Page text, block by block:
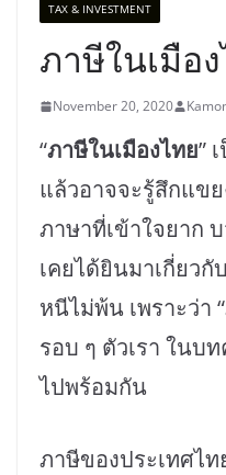
TAX & INVESTMENT
ภาษีในเมือ
November 20, 2020
“ภาษีในเมืองไทย”
แล้วอาจจะรู้สึกแข
ภาษาที่เข้าใจยาก
เคยได้ยินมาเกี่ยวกั
หนีไม่พ้น เพราะว่า
รอบ ๆ ตัวเรา ในบ
ไปพร้อมกัน
ภาษีของประเทศไ